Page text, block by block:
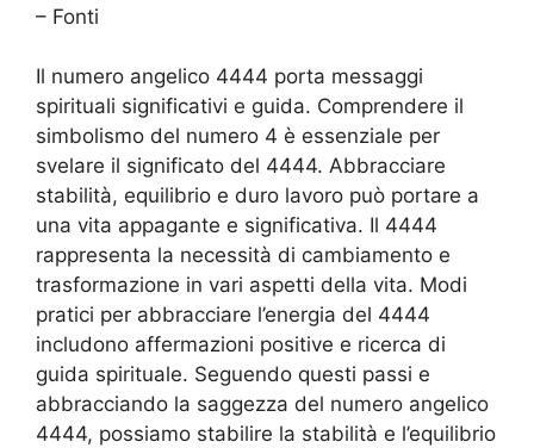
– Fonti
Il numero angelico 4444 porta messaggi
spirituali significativi e guida. Comprendere il
simbolismo del numero 4 è essenziale per
svelare il significato del 4444. Abbracciare
stabilità, equilibrio e duro lavoro può portare a
una vita appagante e significativa. Il 4444
rappresenta la necessità di cambiamento e
trasformazione in vari aspetti della vita. Modi
pratici per abbracciare l’energia del 4444
includono affermazioni positive e ricerca di
guida spirituale. Seguendo questi passi e
abbracciando la saggezza del numero angelico
4444, possiamo stabilire la stabilità e l’equilibrio